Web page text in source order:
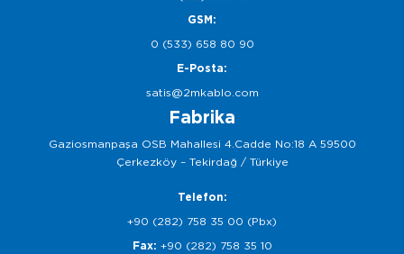
GSM:
0 (533) 658 80 90
E-Posta:
satis@2mkablo.com
Fabrika
Gaziosmanpaşa OSB Mahallesi 4.Cadde No:18 A 59500
Çerkezköy – Tekirdağ / Türkiye
Telefon:
+90 (282) 758 35 00 (Pbx)
Fax: +90 (282) 758 35 10